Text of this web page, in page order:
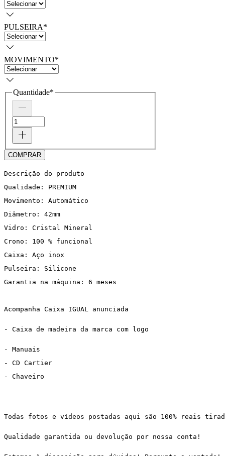
PULSEIRA*
MOVIMENTO*
Quantidade*
COMPRAR
Descrição do produto
Qualidade: PREMIUM
Movimento: Automático
Diâmetro: 42mm
Vidro: Cristal Mineral
Crono: 100 % funcional
Caixa: Aço inox
Pulseira: Silicone
Garantia na máquina: 6 meses
Acompanha Caixa IGUAL anunciada
- Caixa de madeira da marca com logo
- Manuais
- CD Cartier
- Chaveiro
Todas fotos e vídeos postadas aqui são 100% reais
Qualidade garantida ou devolução por nossa conta!